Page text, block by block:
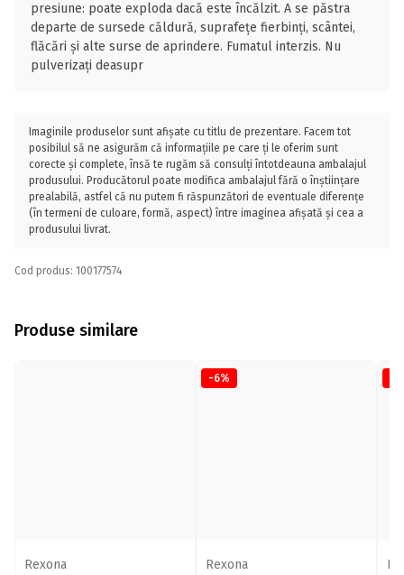
presiune: poate exploda dacă este încălzit. A se păstra
departe de sursede căldură, suprafețe fierbinți, scântei,
flăcări și alte surse de aprindere. Fumatul interzis. Nu
pulverizaţi deasupr
Imaginile produselor sunt afișate cu titlu de prezentare. Facem tot
posibilul să ne asigurăm că informațiile pe care ți le oferim sunt
corecte și complete, însă te rugăm să consulți întotdeauna ambalajul
produsului. Producătorul poate modifica ambalajul fără o înștiințare
prealabilă, astfel că nu putem fi răspunzători de eventuale diferențe
(în termeni de culoare, formă, aspect) între imaginea afișată și cea a
produsului livrat.
Cod produs: 100177574
Produse similare
Rexona
-6%
Rexona